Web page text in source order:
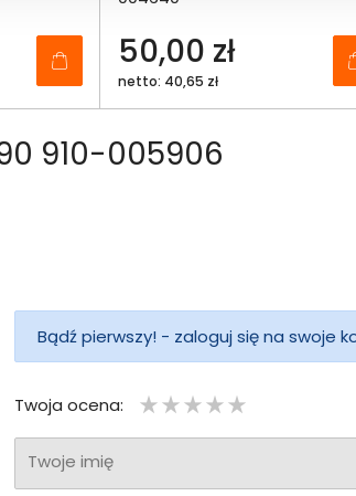
50,00 zł
netto: 40,65 zł
910-005906
Bądź pierwszy! - zaloguj się na swoje
Twoja ocena:
Twoje imię